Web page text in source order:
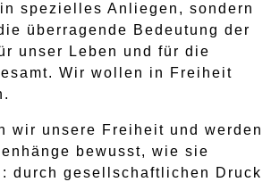
spezielles Anliegen, sondern
überragende Bedeutung der
unser Leben und für die
Wir wollen in Freiheit
wir unsere Freiheit und werden
bewusst, wie sie
durch gesellschaftlichen Druck